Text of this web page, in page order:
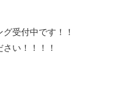
受付中です！！
い！！！！